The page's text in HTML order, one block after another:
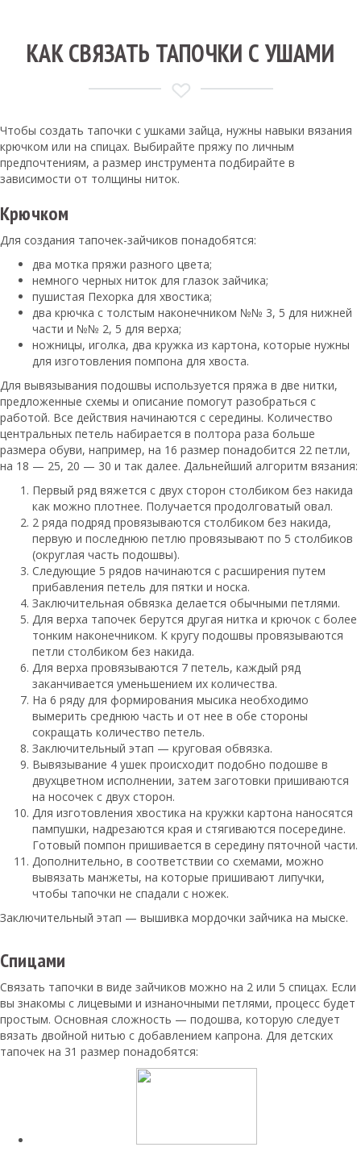
КАК СВЯЗАТЬ ТАПОЧКИ С УШАМИ
Чтобы создать тапочки с ушками зайца, нужны навыки вязания
крючком или на спицах. Выбирайте пряжу по личным
предпочтениям, а размер инструмента подбирайте в
зависимости от толщины ниток.
Крючком
Для создания тапочек-зайчиков понадобятся:
два мотка пряжи разного цвета;
немного черных ниток для глазок зайчика;
пушистая Пехорка для хвостика;
два крючка с толстым наконечником №№ 3, 5 для нижней
части и №№ 2, 5 для верха;
ножницы, иголка, два кружка из картона, которые нужны
для изготовления помпона для хвоста.
Для вывязывания подошвы используется пряжа в две нитки,
предложенные схемы и описание помогут разобраться с
работой. Все действия начинаются с середины. Количество
центральных петель набирается в полтора раза больше
размера обуви, например, на 16 размер понадобится 22 петли,
на 18 — 25, 20 — 30 и так далее. Дальнейший алгоритм вязания:
Первый ряд вяжется с двух сторон столбиком без накида
как можно плотнее. Получается продолговатый овал.
2 ряда подряд провязываются столбиком без накида,
первую и последнюю петлю провязывают по 5 столбиков
(округлая часть подошвы).
Следующие 5 рядов начинаются с расширения путем
прибавления петель для пятки и носка.
Заключительная обвязка делается обычными петлями.
Для верха тапочек берутся другая нитка и крючок с более
тонким наконечником. К кругу подошвы провязываются
петли столбиком без накида.
Для верха провязываются 7 петель, каждый ряд
заканчивается уменьшением их количества.
На 6 ряду для формирования мысика необходимо
вымерить среднюю часть и от нее в обе стороны
сокращать количество петель.
Заключительный этап — круговая обвязка.
Вывязывание 4 ушек происходит подобно подошве в
двухцветном исполнении, затем заготовки пришиваются
на носочек с двух сторон.
Для изготовления хвостика на кружки картона наносятся
пампушки, надрезаются края и стягиваются посередине.
Готовый помпон пришивается в середину пяточной части.
Дополнительно, в соответствии со схемами, можно
вывязать манжеты, на которые пришивают липучки,
чтобы тапочки не спадали с ножек.
Заключительный этап — вышивка мордочки зайчика на мыске.
Спицами
Связать тапочки в виде зайчиков можно на 2 или 5 спицах. Если
вы знакомы с лицевыми и изнаночными петлями, процесс будет
простым. Основная сложность — подошва, которую следует
вязать двойной нитью с добавлением капрона. Для детских
тапочек на 31 размер понадобятся: